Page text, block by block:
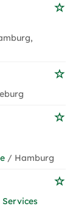
/ Hamburg